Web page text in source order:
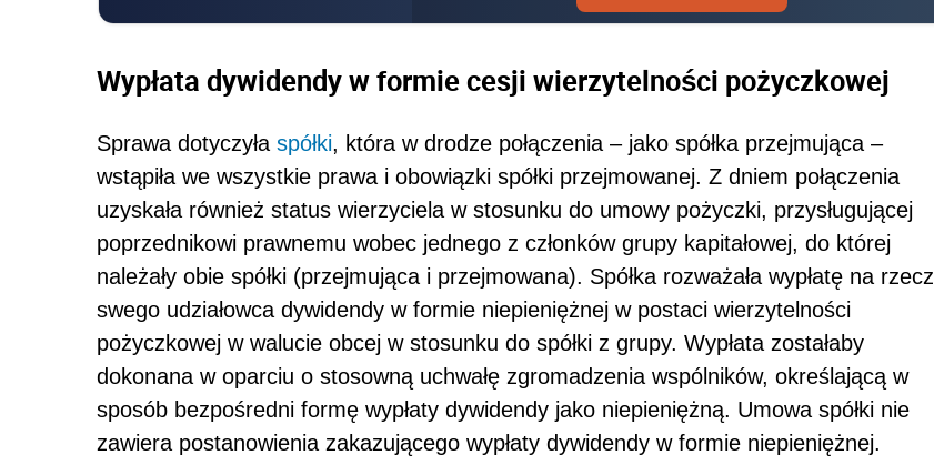
Wypłata dywidendy w formie cesji wierzytelności pożyczkowej
Sprawa dotyczyła spółki, która w drodze połączenia – jako spółka przejmująca –
wstąpiła we wszystkie prawa i obowiązki spółki przejmowanej. Z dniem połączenia
uzyskała również status wierzyciela w stosunku do umowy pożyczki, przysługującej
poprzednikowi prawnemu wobec jednego z członków grupy kapitałowej, do której
należały obie spółki (przejmująca i przejmowana). Spółka rozważała wypłatę na rzecz
swego udziałowca dywidendy w formie niepieniężnej w postaci wierzytelności
pożyczkowej w walucie obcej w stosunku do spółki z grupy. Wypłata zostałaby
dokonana w oparciu o stosowną uchwałę zgromadzenia wspólników, określającą w
sposób bezpośredni formę wypłaty dywidendy jako niepieniężną. Umowa spółki nie
zawiera postanowienia zakazującego wypłaty dywidendy w formie niepieniężnej.